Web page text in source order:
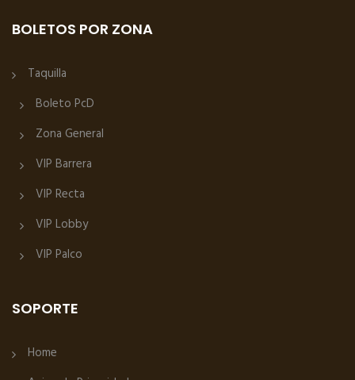
BOLETOS POR ZONA
Taquilla
Boleto PcD
Zona General
VIP Barrera
VIP Recta
VIP Lobby
VIP Palco
SOPORTE
Home